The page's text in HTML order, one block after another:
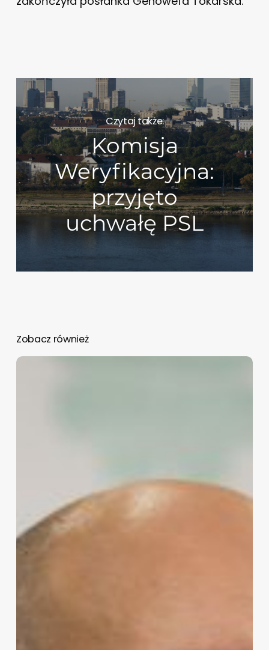
Czytaj także:
Komisja
Weryfikacyjna:
przyjęto
uchwałę PSL
Zobacz również